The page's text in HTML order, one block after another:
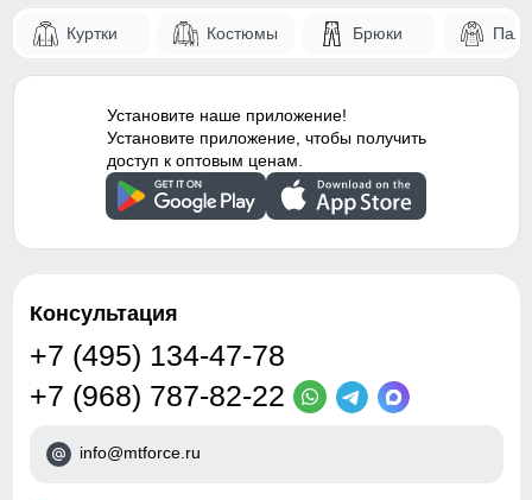
Куртки Костюмы Брюки
Установите наше приложение!
Установите приложение, чтобы получить
доступ к оптовым ценам.
Консультация
+7 (495) 134-47-78
+7 (968) 787-82-22
info@mtforce.ru